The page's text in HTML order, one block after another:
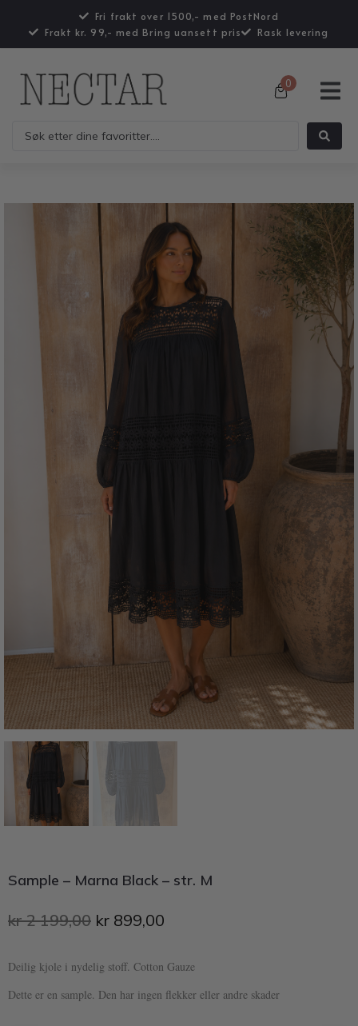
Fri frakt over 1500,- med PostNord
Frakt kr. 99,- med Bring uansett pris
Rask levering
0
Sample – Marna Black – str. M
kr2 199,00 kr 899,00
Deilig kjole i nydelig stoff. Cotton Gauze
Dette er en sample. Den har ingen flekker eller andre skader